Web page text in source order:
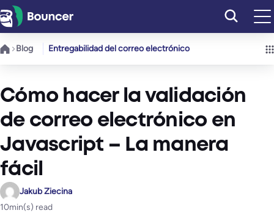
Saltar
al
contenido
Blog Entregabilidad del correo electrónico
Cómo hacer la validación
de correo electrónico en
Javascript – La manera
fácil
Jakub Ziecina
10min(s) read